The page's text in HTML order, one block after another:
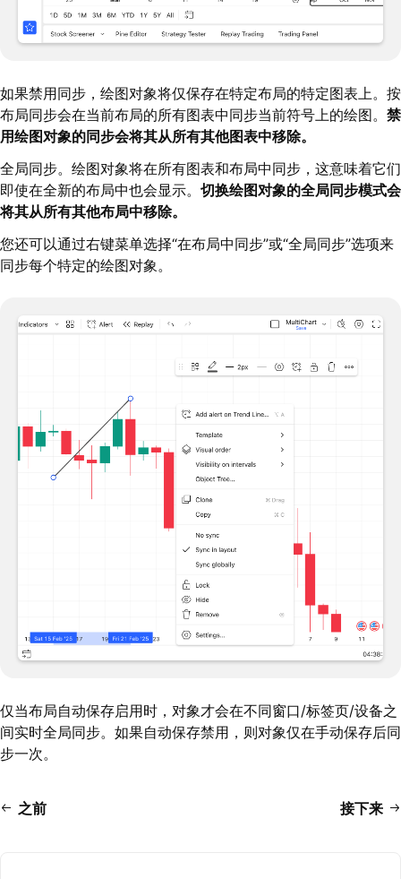
如果禁用同步，绘图对象将仅保存在特定布局的特定图表上。按
布局同步会在当前布局的所有图表中同步当前符号上的绘图。 禁
用绘图对象的同步会将其从所有其他图表中移除。
全局同步。绘图对象将在所有图表和布局中同步，这意味着它们
即使在全新的布局中也会显示。 切换绘图对象的全局同步模式会
将其从所有其他布局中移除。
您还可以通过右键菜单选择“在布局中同步”或“全局同步”选项来
同步每个特定的绘图对象。
仅当布局自动保存启用时，对象才会在不同窗口/标签页/设备之
间实时全局同步。如果自动保存禁用，则对象仅在手动保存后同
步一次。
之前 接下来